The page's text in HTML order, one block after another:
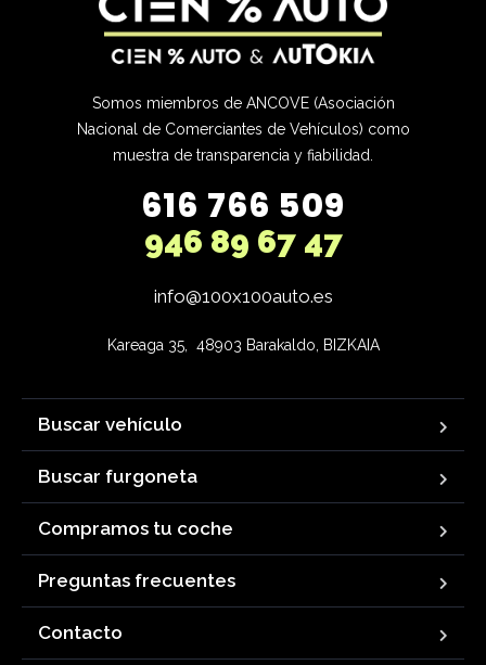
Somos miembros de ANCOVE (Asociación
Nacional de Comerciantes de Vehículos) como
muestra de transparencia y fiabilidad.
616 766 509
946 89 67 47
info@100x100auto.es
Kareaga 35,  48903 Barakaldo, BIZKAIA
Buscar vehículo
Buscar furgoneta
Compramos tu coche
Preguntas frecuentes
Contacto